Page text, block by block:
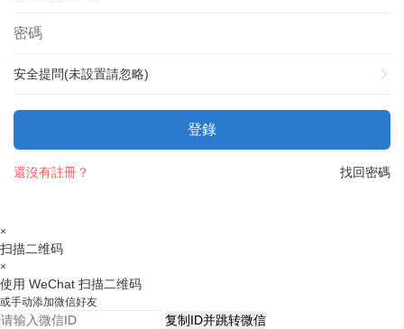
安全提問(未設置請忽略)
登錄
找回密碼
還沒有註冊？
×
扫描二维码
×
使用 WeChat 扫描二维码
或手动添加微信好友
复制ID并跳转微信